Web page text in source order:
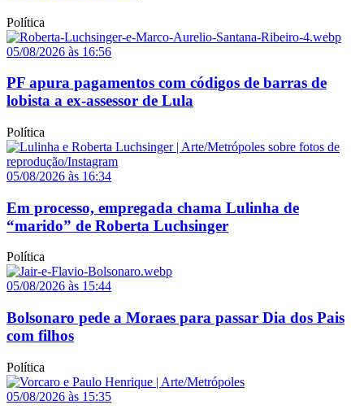
Política
05/08/2026 às 16:56
PF apura pagamentos com códigos de barras de
lobista a ex-assessor de Lula
Política
05/08/2026 às 16:34
Em processo, empregada chama Lulinha de
“marido” de Roberta Luchsinger
Política
05/08/2026 às 15:44
Bolsonaro pede a Moraes para passar Dia dos Pais
com filhos
Política
05/08/2026 às 15:35